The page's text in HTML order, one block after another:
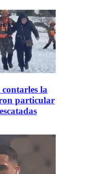
la
particular